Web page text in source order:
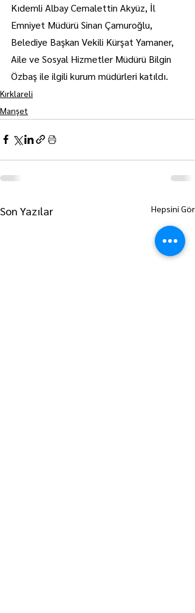
Kıdemli Albay Cemalettin Akyüz, İl
Emniyet Müdürü Sinan Çamuroğlu,
Belediye Başkan Vekili Kürşat Yamaner,
Aile ve Sosyal Hizmetler Müdürü Bilgin
Özbaş ile ilgili kurum müdürleri katıldı.
Kırklareli
Manşet
Son Yazılar Hepsini Gör